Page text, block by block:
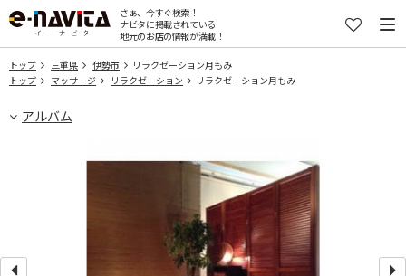
さぁ、今すぐ検索！
ナビタに掲載されている
地元のお店の情報が満載！
トップ 三重県 伊勢市
リラクゼーション月もみ
トップ
マッサージ リラクゼーション リラクゼーション月もみ
アルバム